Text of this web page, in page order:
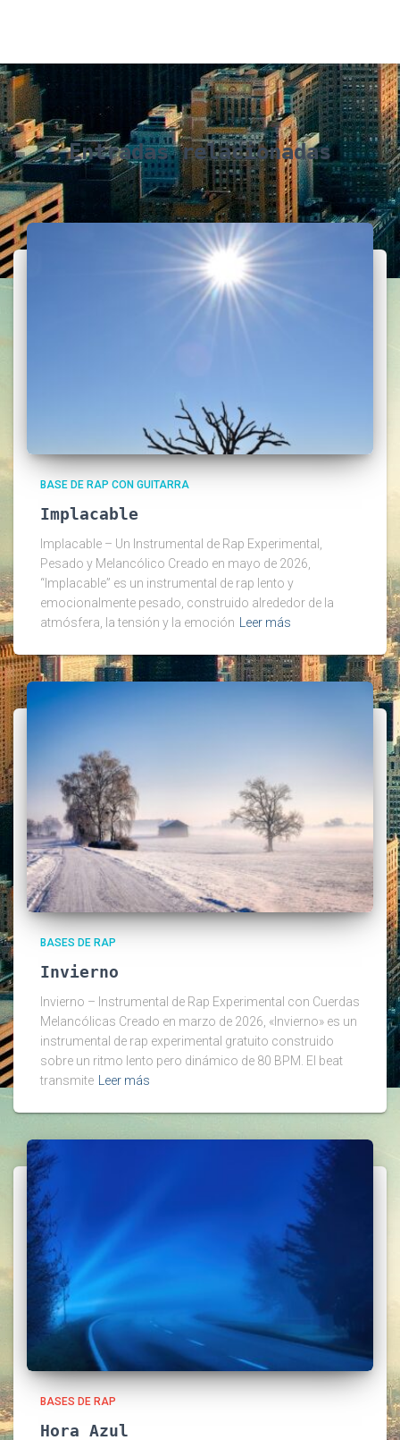
Entradas relacionadas
BASE DE RAP CON GUITARRA
Implacable
Implacable – Un Instrumental de Rap Experimental,
Pesado y Melancólico Creado en mayo de 2026,
“Implacable” es un instrumental de rap lento y
emocionalmente pesado, construido alrededor de la
atmósfera, la tensión y la emoción
Leer más
BASES DE RAP
Invierno
Invierno – Instrumental de Rap Experimental con Cuerdas
Melancólicas Creado en marzo de 2026, «Invierno» es un
instrumental de rap experimental gratuito construido
sobre un ritmo lento pero dinámico de 80 BPM. El beat
transmite Leer más
BASES DE RAP
Hora Azul